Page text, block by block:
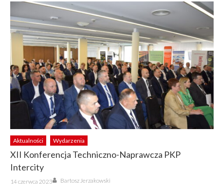
Aktualności Wydarzenia
XII Konferencja Techniczno-Naprawcza PKP
Intercity
Posted
on
14 czerwca 2023 Author
Bartosz Jerzakowski